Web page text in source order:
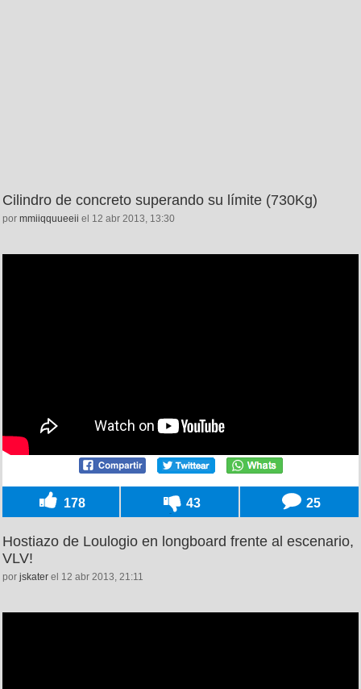
Cilindro de concreto superando su límite (730Kg)
por mmiiqquueeii el 12 abr 2013, 13:30
178 43 25
Hostiazo de Loulogio en longboard frente al escenario,
VLV!
por jskater el 12 abr 2013, 21:11